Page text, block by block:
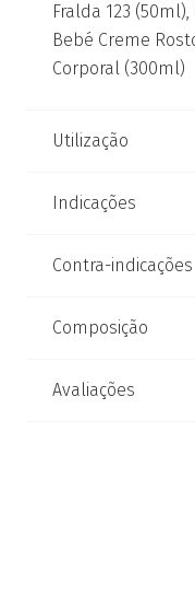
Fralda 123
Bebé Creme
Corporal (300ml)
Utilização
Indicações
Contra-indicações
Composição
Avaliações